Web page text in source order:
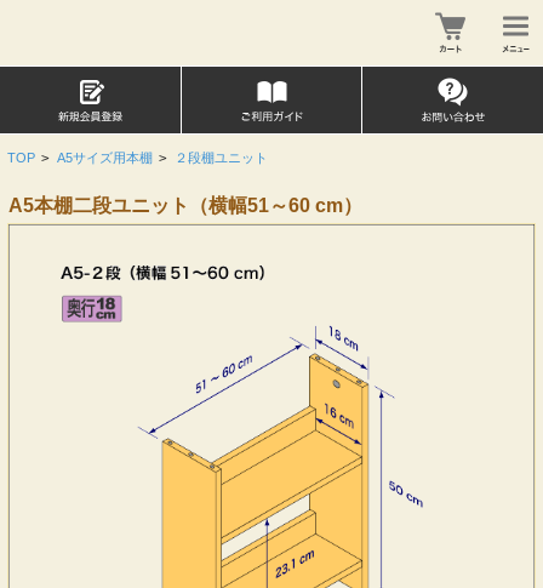
TOP > A5サイズ用本棚 > ２段棚ユニット
A5本棚二段ユニット（横幅51～60 cm）